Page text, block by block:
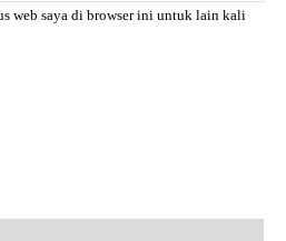
web saya di browser ini untuk lain kali